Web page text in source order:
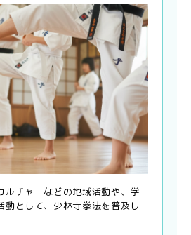
ルチャーなどの地域活動や、学
動として、少林寺拳法を普及し